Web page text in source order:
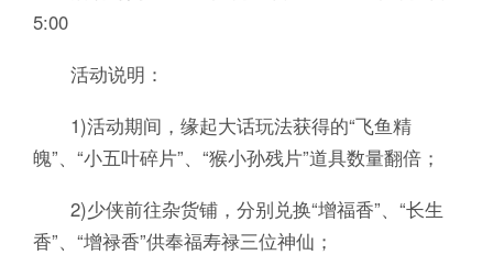
5:00
活动说明：
1)活动期间，缘起大话玩法获得的“飞鱼精
魄”、“小五叶碎片”、“猴小孙残片”道具数量翻倍；
2)少侠前往杂货铺，分别兑换“增福香”、“长生
香”、“增禄香”供奉福寿禄三位神仙；